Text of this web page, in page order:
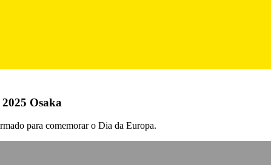
Osaka
para comemorar o Dia da Europa.